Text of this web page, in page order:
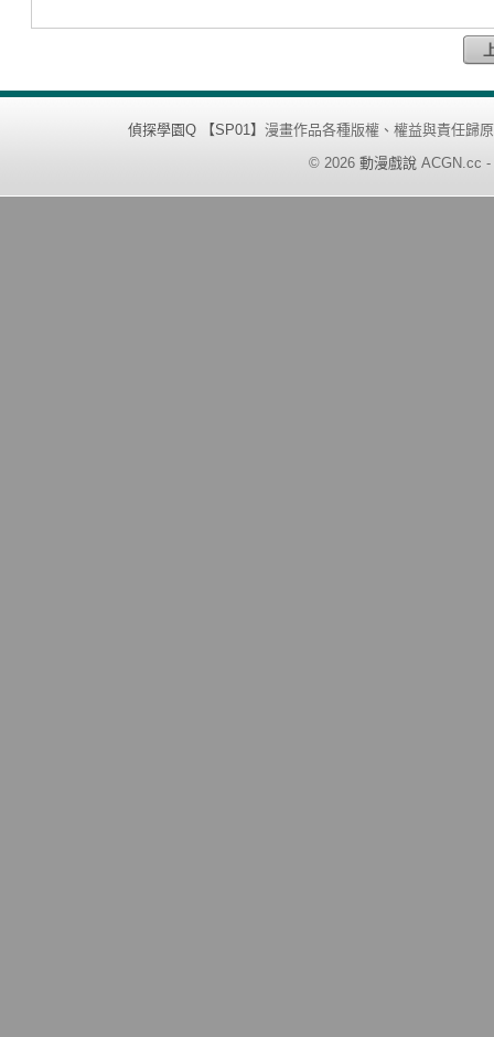
偵探學園Q 【SP01】 漫畫作品各種版權、權益與責任歸
© 2026 動漫戲說 ACGN.cc